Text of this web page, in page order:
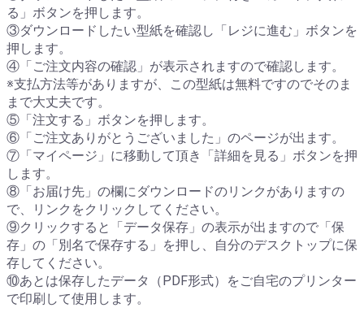
る」ボタンを押します。
③ダウンロードしたい型紙を確認し「レジに進む」ボタンを
押します。
④「ご注文内容の確認」が表示されますので確認します。
※支払方法等がありますが、この型紙は無料ですのでそのま
まで大丈夫です。
⑤「注文する」ボタンを押します。
⑥「ご注文ありがとうございました」のページが出ます。
⑦「マイページ」に移動して頂き「詳細を見る」ボタンを押
します。
⑧「お届け先」の欄にダウンロードのリンクがありますの
で、リンクをクリックしてください。
⑨クリックすると「データ保存」の表示が出ますので「保
存」の「別名で保存する」を押し、自分のデスクトップに保
存してください。
⑩あとは保存したデータ（PDF形式）をご自宅のプリンター
で印刷して使用します。